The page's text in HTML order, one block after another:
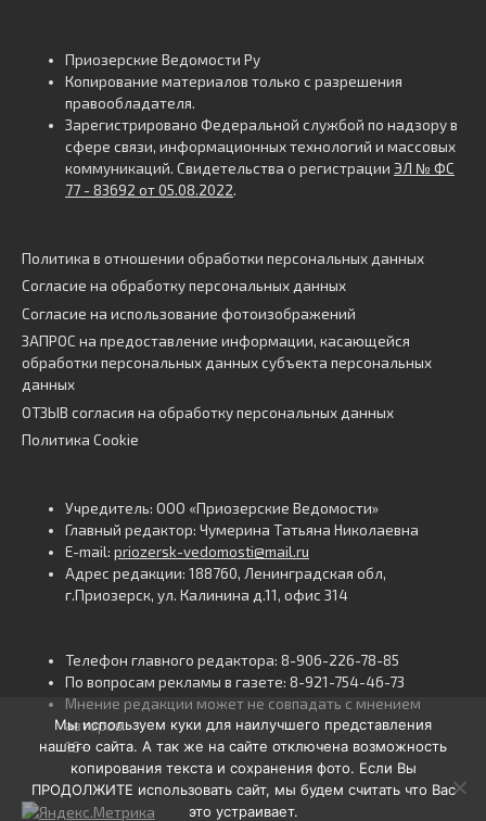
Приозерские Ведомости Ру
Копирование материалов только с разрешения
правообладателя.
Зарегистрировано Федеральной службой по надзору в
сфере связи, информационных технологий и массовых
коммуникаций. Свидетельства о регистрации ЭЛ № ФС
77 - 83692 от 05.08.2022.
Политика в отношении обработки персональных данных
Согласие на обработку персональных данных
Согласие на использование фотоизображений
ЗАПРОС на предоставление информации, касающейся
обработки персональных данных субъекта персональных
данных
ОТЗЫВ согласия на обработку персональных данных
Политика Cookie
Учредитель: ООО «Приозерские Ведомости»
Главный редактор: Чумерина Татьяна Николаевна
E-mail: priozersk-vedomosti@mail.ru
Адрес редакции: 188760, Ленинградская обл,
г.Приозерск, ул. Калинина д.11, офис 314
Телефон главного редактора: 8-906-226-78-85
По вопросам рекламы в газете: 8-921-754-46-73
Мнение редакции может не совпадать с мнением
авторов.
16+
Мы используем куки для наилучшего представления
нашего сайта. А так же на сайте отключена возможность
копирования текста и сохранения фото. Если Вы
ПРОДОЛЖИТЕ использовать сайт, мы будем считать что Вас
это устраивает.